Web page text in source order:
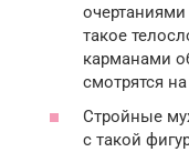
такое
карманами
смотрятся на
Стройные
с такой